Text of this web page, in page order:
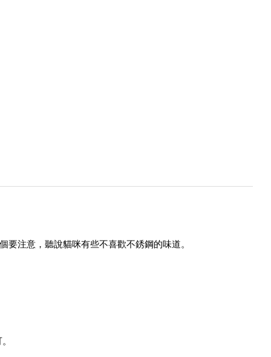
注意，聽說貓咪有些不喜歡不銹鋼的味道。